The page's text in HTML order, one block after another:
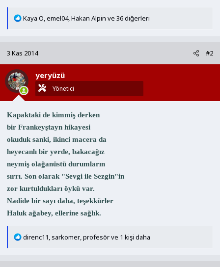
T
l
e
r
:
Kaya Ö emel04, Hakan Alpin ve 36 diğerleri
3 Kas 2014 #2
yeryüzü
Yönetici
Kapaktaki de kimmiş derken
bir Frankeyştayn hikayesi
okuduk sanki, ikinci macera da
heyecanlı bir yerde, bakacağız
neymiş olağanüstü durumların
sırrı. Son olarak "Sevgi ile Sezgin"in
zor kurtuldukları öykü var.
Nadide bir sayı daha, teşekkürler
Haluk ağabey, ellerine sağlık.
T
direnc11,sarkomer,profesörve 1 kişi daha